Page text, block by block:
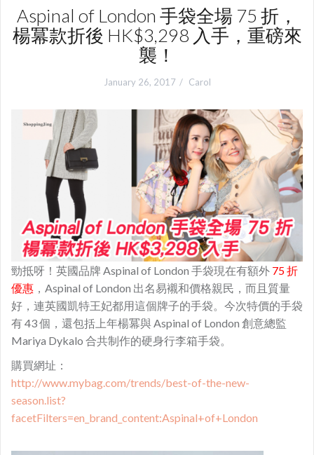
Aspinal of London 手袋全場 75 折，
楊冪款折後 HK$3,298 入手，重磅來
襲！
January 26, 2017 Carol
勁抵呀！英國品牌 Aspinal of London 手袋現在有額外 75 折
優惠 ，Aspinal of London 出名易襯和價格親民，而且質量
好，連英國凱特王妃都用這個牌子的手袋。今次特價的手袋
有 43 個，還包括上年楊冪與 Aspinal of London 創意總監
Mariya Dykalo 合共制作的硬身行李箱手袋。
購買網址：
http://www.mybag.com/trends/best-of-the-new-
season.list?
facetFilters=en_brand_content:Aspinal+of+London